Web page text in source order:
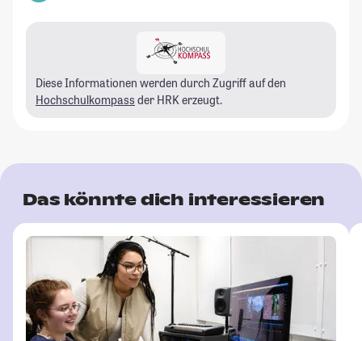
Diese Informationen werden durch Zugriff auf den
Hochschulkompass der HRK erzeugt.
Das könnte dich interessieren